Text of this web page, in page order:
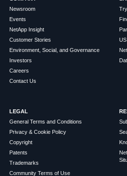
Newsroom
Events
NetApp Insight
Customer Stories
Environment, Social, and Governance
Investors
Careers
Contact Us
LEGAL
General Terms and Conditions
Privacy & Cookie Policy
Copyright
Patents
Trademarks
Community Terms of Use